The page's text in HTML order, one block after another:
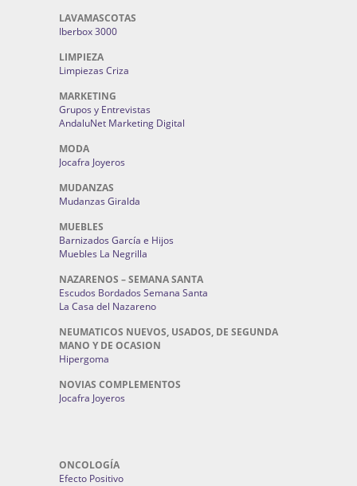
LAVAMASCOTAS
Iberbox 3000
LIMPIEZA
Limpiezas Criza
MARKETING
Grupos y Entrevistas
AndaluNet Marketing Digital
MODA
Jocafra Joyeros
MUDANZAS
Mudanzas Giralda
MUEBLES
Barnizados García e Hijos
Muebles La Negrilla
NAZARENOS – SEMANA SANTA
Escudos Bordados Semana Santa
La Casa del Nazareno
NEUMATICOS NUEVOS, USADOS, DE SEGUNDA
MANO Y DE OCASION
Hipergoma
NOVIAS COMPLEMENTOS
Jocafra Joyeros
ONCOLOGÍA
Efecto Positivo